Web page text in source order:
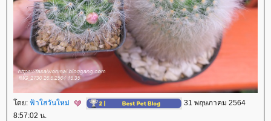
ดย: ฟ้าใสวันใหม่
31 พฤษภาคม 2564
8:57:02 น.